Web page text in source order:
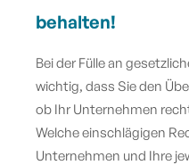
behalten!
Bei der Fülle an
wichtig, dass Sie den
ob Ihr Unternehmen
Welche einschlägigen
Unternehmen und Ihre